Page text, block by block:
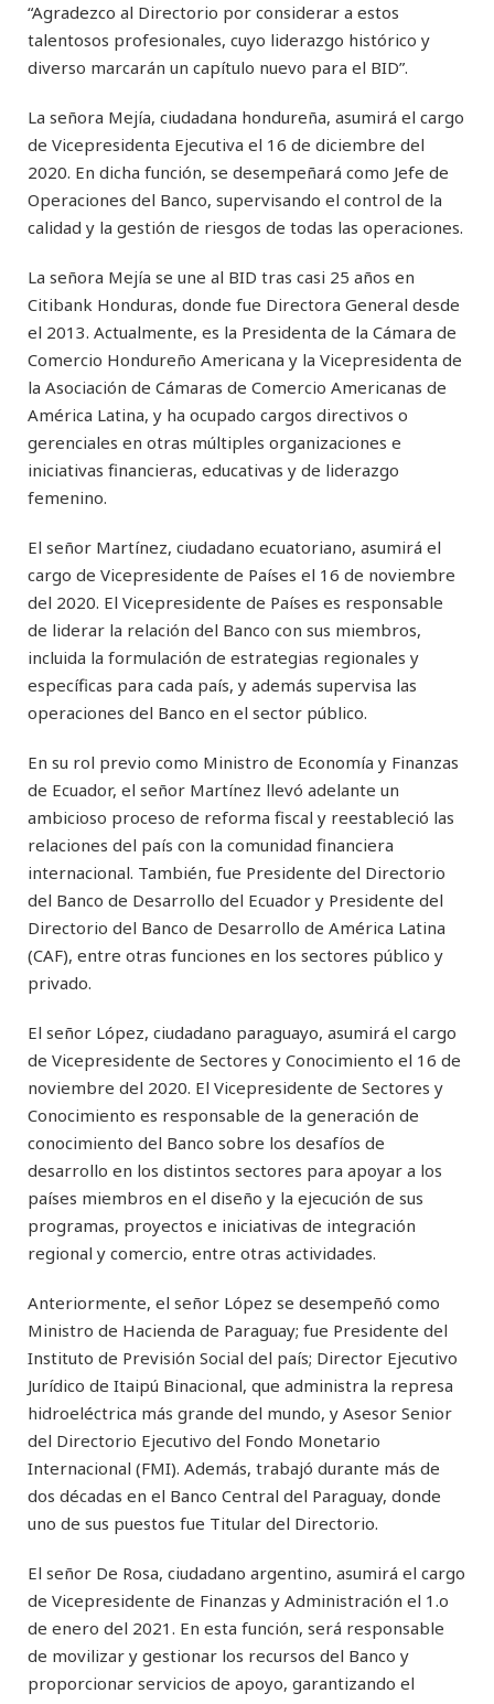
“Agradezco al Directorio por considerar a estos
talentosos profesionales, cuyo liderazgo histórico y
diverso marcarán un capítulo nuevo para el BID”.
La señora Mejía, ciudadana hondureña, asumirá el cargo
de Vicepresidenta Ejecutiva el 16 de diciembre del
2020. En dicha función, se desempeñará como Jefe de
Operaciones del Banco, supervisando el control de la
calidad y la gestión de riesgos de todas las operaciones.
La señora Mejía se une al BID tras casi 25 años en
Citibank Honduras, donde fue Directora General desde
el 2013. Actualmente, es la Presidenta de la Cámara de
Comercio Hondureño Americana y la Vicepresidenta de
la Asociación de Cámaras de Comercio Americanas de
América Latina, y ha ocupado cargos directivos o
gerenciales en otras múltiples organizaciones e
iniciativas financieras, educativas y de liderazgo
femenino.
El señor Martínez, ciudadano ecuatoriano, asumirá el
cargo de Vicepresidente de Países el 16 de noviembre
del 2020. El Vicepresidente de Países es responsable
de liderar la relación del Banco con sus miembros,
incluida la formulación de estrategias regionales y
específicas para cada país, y además supervisa las
operaciones del Banco en el sector público.
En su rol previo como Ministro de Economía y Finanzas
de Ecuador, el señor Martínez llevó adelante un
ambicioso proceso de reforma fiscal y reestableció las
relaciones del país con la comunidad financiera
internacional. También, fue Presidente del Directorio
del Banco de Desarrollo del Ecuador y Presidente del
Directorio del Banco de Desarrollo de América Latina
(CAF), entre otras funciones en los sectores público y
privado.
El señor López, ciudadano paraguayo, asumirá el cargo
de Vicepresidente de Sectores y Conocimiento el 16 de
noviembre del 2020. El Vicepresidente de Sectores y
Conocimiento es responsable de la generación de
conocimiento del Banco sobre los desafíos de
desarrollo en los distintos sectores para apoyar a los
países miembros en el diseño y la ejecución de sus
programas, proyectos e iniciativas de integración
regional y comercio, entre otras actividades.
Anteriormente, el señor López se desempeñó como
Ministro de Hacienda de Paraguay; fue Presidente del
Instituto de Previsión Social del país; Director Ejecutivo
Jurídico de Itaipú Binacional, que administra la represa
hidroeléctrica más grande del mundo, y Asesor Senior
del Directorio Ejecutivo del Fondo Monetario
Internacional (FMI). Además, trabajó durante más de
dos décadas en el Banco Central del Paraguay, donde
uno de sus puestos fue Titular del Directorio.
El señor De Rosa, ciudadano argentino, asumirá el cargo
de Vicepresidente de Finanzas y Administración el 1.o
de enero del 2021. En esta función, será responsable
de movilizar y gestionar los recursos del Banco y
proporcionar servicios de apoyo, garantizando el